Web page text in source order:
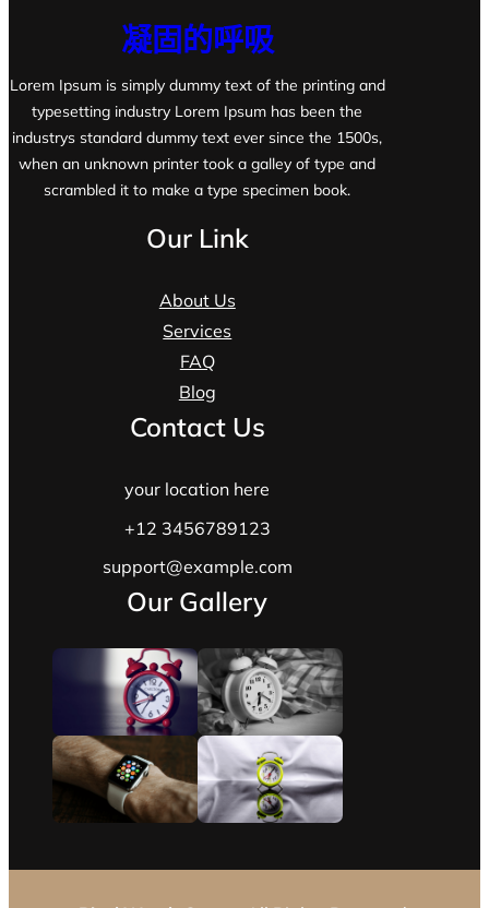
凝固的呼吸
Lorem Ipsum is simply dummy text of the printing and
typesetting industry Lorem Ipsum has been the
industrys standard dummy text ever since the 1500s,
when an unknown printer took a galley of type and
scrambled it to make a type specimen book.
Our Link
About Us
Services
FAQ
Blog
Contact Us
your location here
+12 3456789123
support@example.com
Our Gallery